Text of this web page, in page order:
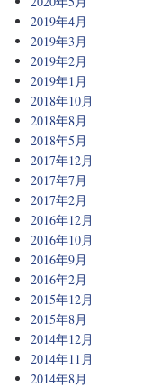
2019年4月
2019年3月
2019年2月
2019年1月
2018年10月
2018年8月
2018年5月
2017年12月
2017年7月
2017年2月
2016年12月
2016年10月
2016年9月
2016年2月
2015年12月
2015年8月
2014年12月
2014年11月
2014年8月